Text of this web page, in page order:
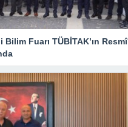
Bilim Fuarı TÜBİTAK’ın Resmî